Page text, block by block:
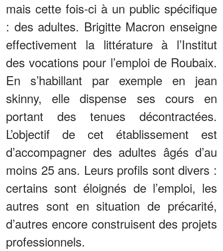
mais cette fois-ci à un public spécifique
: des adultes. Brigitte Macron enseigne
effectivement la littérature à l’Institut
des vocations pour l’emploi de Roubaix.
En s’habillant par exemple en jean
skinny, elle dispense ses cours en
portant des tenues décontractées.
L’objectif de cet établissement est
d’accompagner des adultes âgés d’au
moins 25 ans. Leurs profils sont divers :
certains sont éloignés de l’emploi, les
autres sont en situation de précarité,
d’autres encore construisent des projets
professionnels.